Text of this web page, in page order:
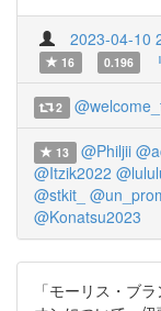
2023-04-10
16
0.196
2
13 @Philjii
@Itzik2022
@stkit_
@Konatsu2023
「モーリス・ブ